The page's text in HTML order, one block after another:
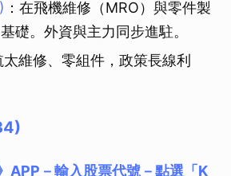
：在飛機維修（MRO）與零件製
礎。外資與主力同步進駐。
太維修、零組件，政策長線利
APP－輸入股票代號－點選「K